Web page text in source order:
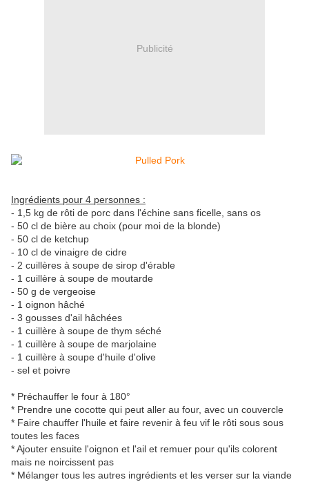
Publicité
Ingrédients pour 4 personnes :
- 1,5 kg de rôti de porc dans l'échine sans ficelle, sans os
- 50 cl de bière au choix (pour moi de la blonde)
- 50 cl de ketchup
- 10 cl de vinaigre de cidre
- 2 cuillères à soupe de sirop d'érable
- 1 cuillère à soupe de moutarde
- 50 g de vergeoise
- 1 oignon hâché
- 3 gousses d'ail hâchées
- 1 cuillère à soupe de thym séché
- 1 cuillère à soupe de marjolaine
- 1 cuillère à soupe d'huile d'olive
- sel et poivre
* Préchauffer le four à 180°
* Prendre une cocotte qui peut aller au four, avec un couvercle
* Faire chauffer l'huile et faire revenir à feu vif le rôti sous sous
toutes les faces
* Ajouter ensuite l'oignon et l'ail et remuer pour qu'ils colorent
mais ne noircissent pas
* Mélanger tous les autres ingrédients et les verser sur la viande